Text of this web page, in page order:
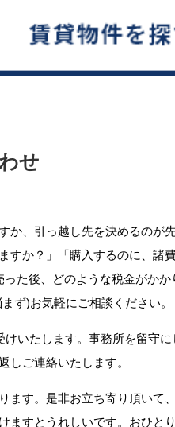
せ
、引っ越し先を決めるのが
すか？」「購入するのに、諸
た後、どのような税金がか
ず)お気軽にご相談ください。
いたします。事務所を留守
しご連絡いたします。
ます。是非お立ち寄り頂いて
ますとうれしいです。おひと